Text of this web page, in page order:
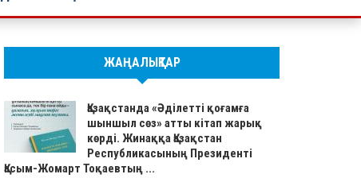
ЖАҢАЛЫҚТАР
Қазақстанда «Әділетті қоғамға
шыншыл сөз» атты кітап жарық
көрді. Жинаққа Қазақстан
Республикасының Президенті
Қасым-Жомарт Тоқаевтың ...